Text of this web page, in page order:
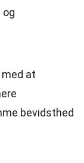
og
at
bevidsthed